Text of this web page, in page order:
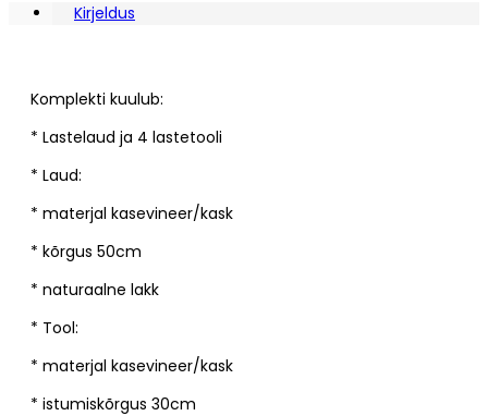
Kirjeldus
Komplekti kuulub:
* Lastelaud ja 4 lastetooli
* Laud:
* materjal kasevineer/kask
* kõrgus 50cm
* naturaalne lakk
* Tool:
* materjal kasevineer/kask
* istumiskõrgus 30cm